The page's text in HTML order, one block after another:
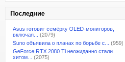
Последние
Asus готовит семёрку OLED-мониторов,
включая...
(2079)
Suno объявила о планах по борьбе с...
(959)
GeForce RTX 2080 Ti неожиданно стали
хитом...
(2075)